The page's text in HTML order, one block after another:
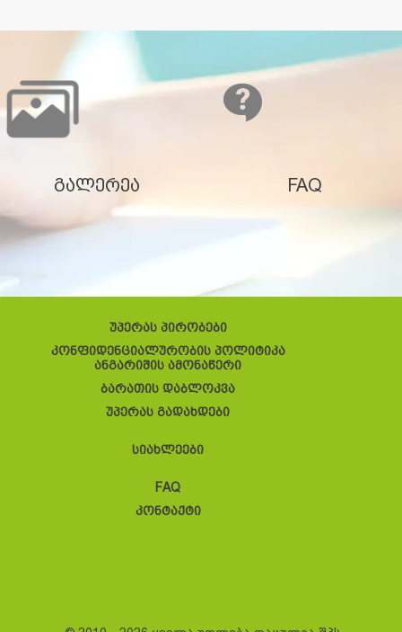
გალერეა FAQ
უპერას პირობები
კონფიდენციალურობის პოლიტიკა
ანგარიშის ამონაწერი
ბარათის დაბლოკვა
უპერას გადახდები
სიახლეები
FAQ
კონტაქტი